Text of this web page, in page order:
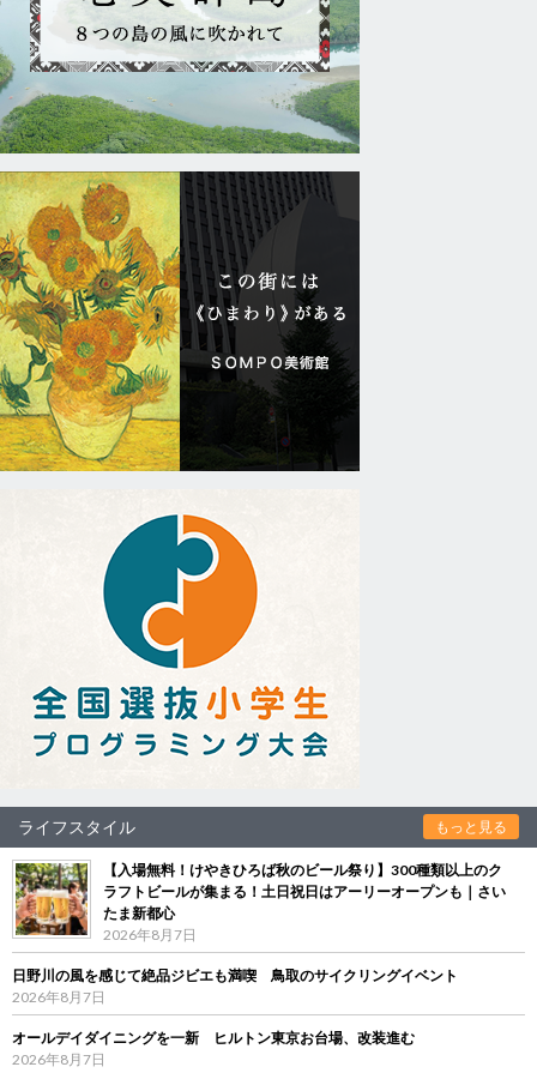
ライフスタイル もっと見る
【入場無料！けやきひろば秋のビール祭り】300種類以上のク
ラフトビールが集まる！土日祝日はアーリーオープンも｜さい
たま新都心
2026年8月7日
日野川の風を感じて絶品ジビエも満喫 鳥取のサイクリングイベント
2026年8月7日
オールデイダイニングを一新 ヒルトン東京お台場、改装進む
2026年8月7日